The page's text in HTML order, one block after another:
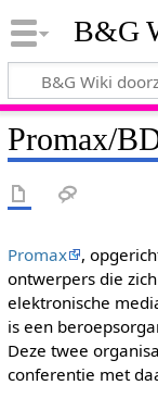
B&G
Promax/
Promax
,
ontwerpers die
elektronische
is een
Deze twee
conferentie met